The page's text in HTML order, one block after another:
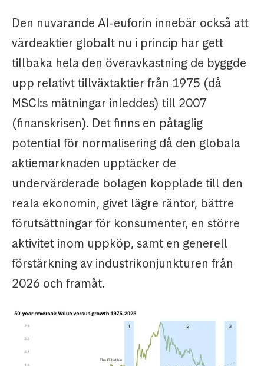
Den nuvarande AI-euforin innebär också att
värdeaktier globalt nu i princip har gett
tillbaka hela den överavkastning de byggde
upp relativt tillväxtaktier från 1975 (då
MSCI:s mätningar inleddes) till 2007
(finanskrisen). Det finns en påtaglig
potential för normalisering då den globala
aktiemarknaden upptäcker de
undervärderade bolagen kopplade till den
reala ekonomin, givet lägre räntor, bättre
förutsättningar för konsumenter, en större
aktivitet inom uppköp, samt en generell
förstärkning av industrikonjunkturen från
2026 och framåt.